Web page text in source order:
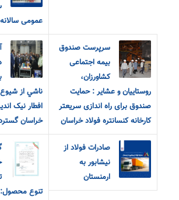
عمومی
سرپرست صندوق
بیمه اجتماعی
کشاورزان،
روستاییان و عشایر : حمایت
صندوق برای راه اندازی سریعتر
کارخانه کنسانتره فولاد خراسان
ناشي از
افطار نیک
خراسان
صادرات فولاد از
نیشابور به
ارمنستان
تنوع محصول: